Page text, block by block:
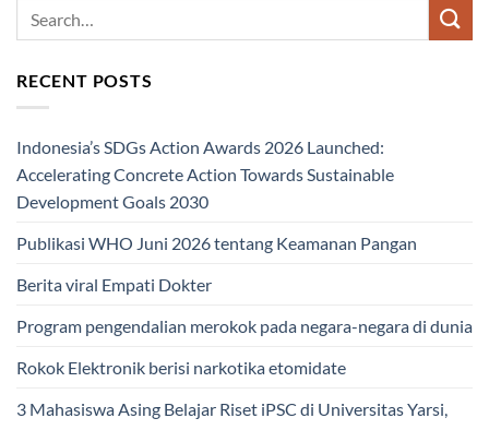
RECENT POSTS
Indonesia’s SDGs Action Awards 2026 Launched:
Accelerating Concrete Action Towards Sustainable
Development Goals 2030
Publikasi WHO Juni 2026 tentang Keamanan Pangan
Berita viral Empati Dokter
Program pengendalian merokok pada negara-negara di dunia
Rokok Elektronik berisi narkotika etomidate
3 Mahasiswa Asing Belajar Riset iPSC di Universitas Yarsi,